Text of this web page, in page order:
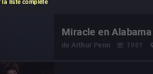
la liste complète
Miracle en Alabama
de Arthur Penn 1961